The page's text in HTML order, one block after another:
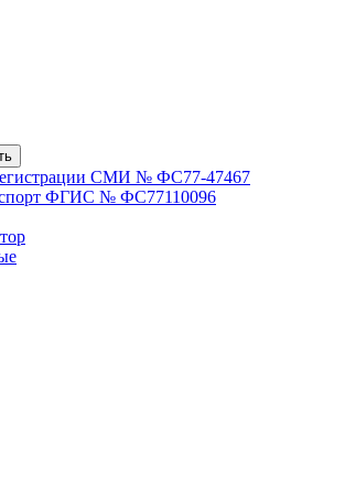
СМИ № ФС77-47467
ФГИС № ФС77110096